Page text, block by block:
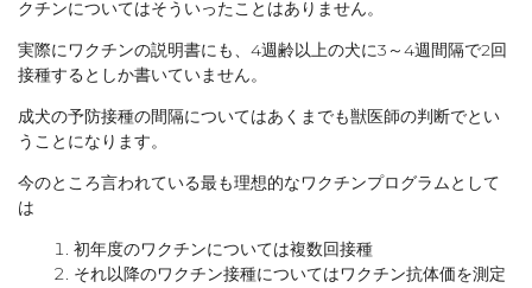
クチンについてはそういったことはありません。
実際にワクチンの説明書にも、4週齢以上の犬に3～4週間隔で2回
接種するとしか書いていません。
成犬の予防接種の間隔についてはあくまでも獣医師の判断でとい
うことになります。
今のところ言われている最も理想的なワクチンプログラムとして
は
初年度のワクチンについては複数回接種
それ以降のワクチン接種についてはワクチン抗体価を測定